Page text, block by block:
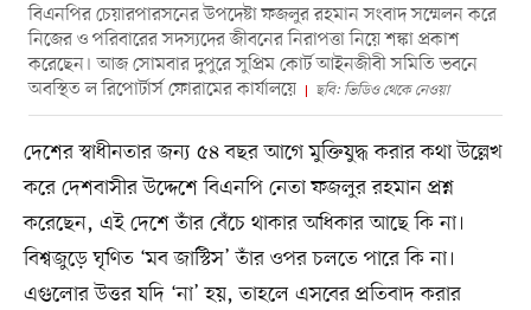
বিএনপির চেয়ারপারসনের উপদেষ্টা ফজলুর রহমান সংবাদ সম্মেলন করে
নিজের ও পরিবারের সদস্যদের জীবনের নিরাপত্তা নিয়ে শঙ্কা প্রকাশ
করেছেন। আজ সোমবার দুপুরে সুপ্রিম কোর্ট আইনজীবী সমিতি ভবনে
অবস্থিত ল রিপোর্টার্স ফোরামের কার্যালয়ে
ছবি: ভিডিও থেকে নেওয়া
দেশের স্বাধীনতার জন্য ৫৪ বছর আগে মুক্তিযুদ্ধ করার কথা উল্লেখ
করে দেশবাসীর উদ্দেশে বিএনপি নেতা ফজলুর রহমান প্রশ্ন
করেছেন, এই দেশে তাঁর বেঁচে থাকার অধিকার আছে কি না।
বিশ্বজুড়ে ঘৃণিত ‘মব জাস্টিস’ তাঁর ওপর চলতে পারে কি না।
এগুলোর উত্তর যদি ‘না’ হয়, তাহলে এসবের প্রতিবাদ করার